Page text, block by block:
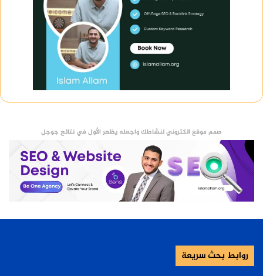
صمم موقع الكتروني لنشاطك واجعله يظهر الأول في نتائج جوجل
روابط بحث سريعة